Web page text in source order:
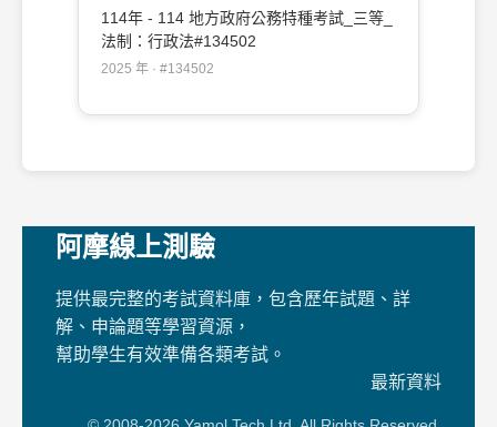
行政、法律廉政、財經廉政：行政法概要
#134579
114年 - 114 地方政府公務特種考試_三等_
法制：行政法#134502
2025 年 · #134502
阿摩線上測驗
提供最完整的考試資料庫，包含歷年試題、詳
解、申論題等學習資源，
幫助學生有效準備各類考試。
最新資料